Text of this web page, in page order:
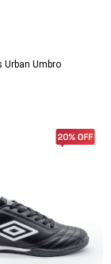
Urban Umbro